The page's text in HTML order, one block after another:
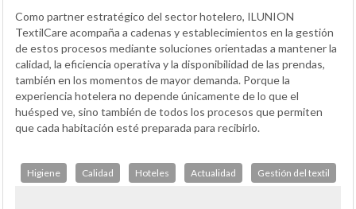
Como partner estratégico del sector hotelero, ILUNION
TextilCare acompaña a cadenas y establecimientos en la gestión
de estos procesos mediante soluciones orientadas a mantener la
calidad, la eficiencia operativa y la disponibilidad de las prendas,
también en los momentos de mayor demanda. Porque la
experiencia hotelera no depende únicamente de lo que el
huésped ve, sino también de todos los procesos que permiten
que cada habitación esté preparada para recibirlo.
Higiene Calidad Hoteles Actualidad Gestión del textil